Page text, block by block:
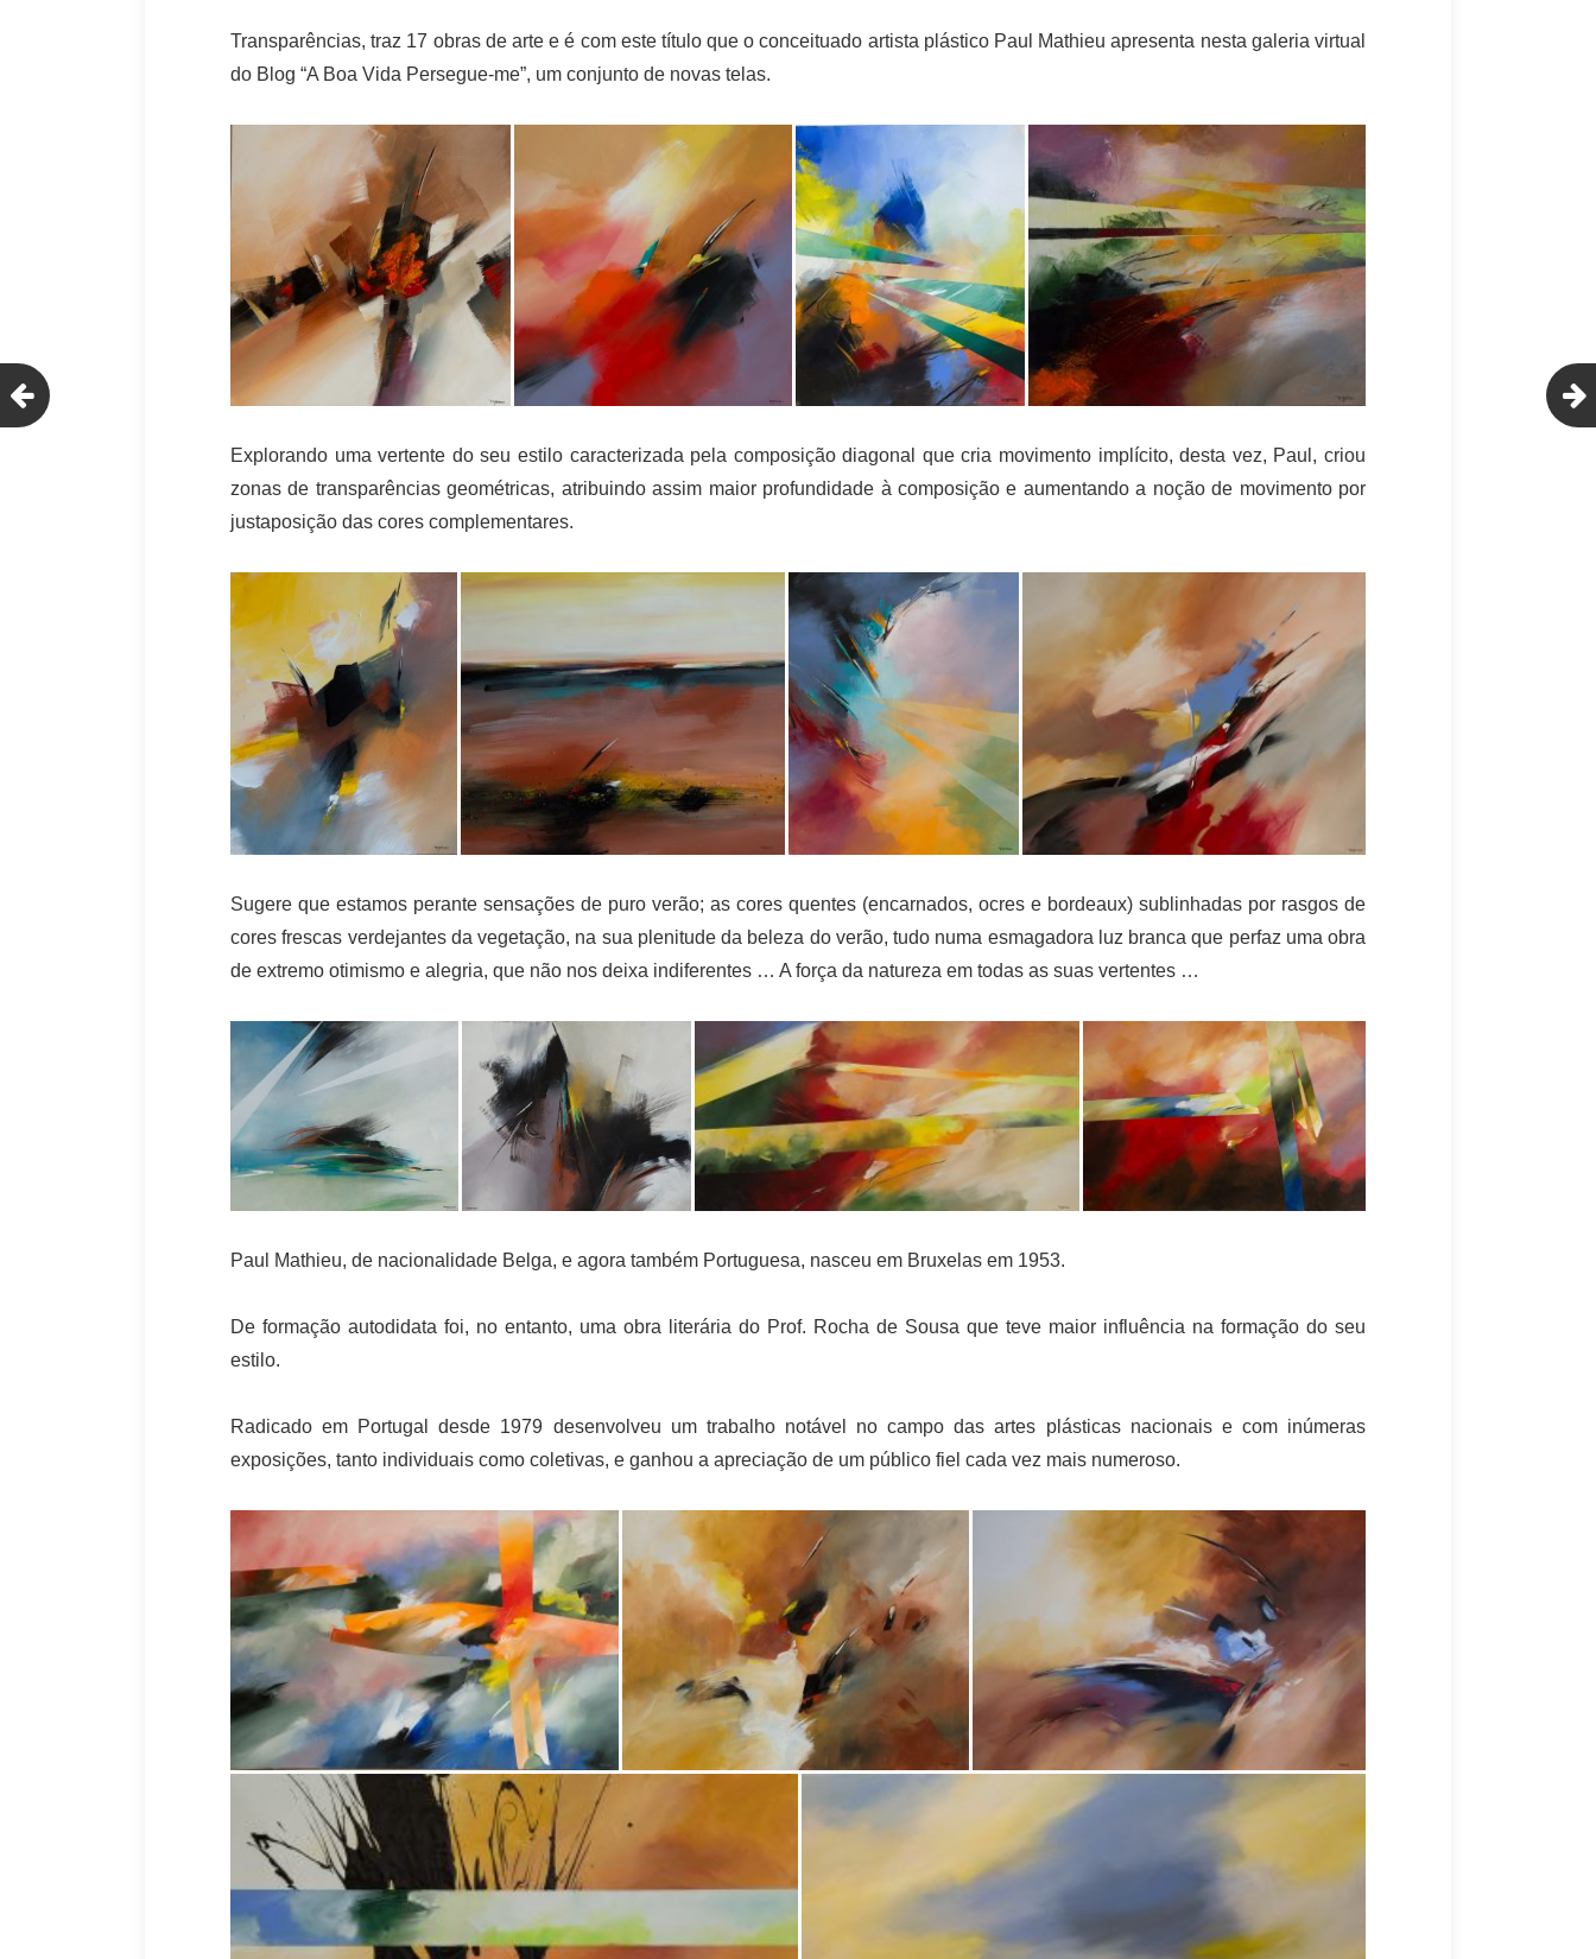
Transparências, traz 17 obras de arte e é com este título que o conceituado artista plástico Paul Mathieu apresenta nesta galeria virtual
do Blog “A Boa Vida Persegue-me”, um conjunto de novas telas.
Explorando uma vertente do seu estilo caracterizada pela composição diagonal que cria movimento implícito, desta vez, Paul, criou
zonas de transparências geométricas, atribuindo assim maior profundidade à composição e aumentando a noção de movimento por
justaposição das cores complementares.
Sugere que estamos perante sensações de puro verão; as cores quentes (encarnados, ocres e bordeaux) sublinhadas por rasgos de
cores frescas verdejantes da vegetação, na sua plenitude da beleza do verão, tudo numa esmagadora luz branca que perfaz uma obra
de extremo otimismo e alegria, que não nos deixa indiferentes … A força da natureza em todas as suas vertentes …
Paul Mathieu, de nacionalidade Belga, e agora também Portuguesa, nasceu em Bruxelas em 1953.
De formação autodidata foi, no entanto, uma obra literária do Prof. Rocha de Sousa que teve maior influência na formação do seu
estilo.
Radicado em Portugal desde 1979 desenvolveu um trabalho notável no campo das artes plásticas nacionais e com inúmeras
exposições, tanto individuais como coletivas, e ganhou a apreciação de um público fiel cada vez mais numeroso.